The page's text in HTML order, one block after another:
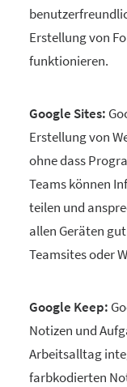
Erstellung von
funktionieren.
Google Sites:
Erstellung von
ohne dass
Teams können
teilen und
allen Geräten
Teamsites oder
Google Keep:
Notizen und
Arbeitsalltag
farbkodierten